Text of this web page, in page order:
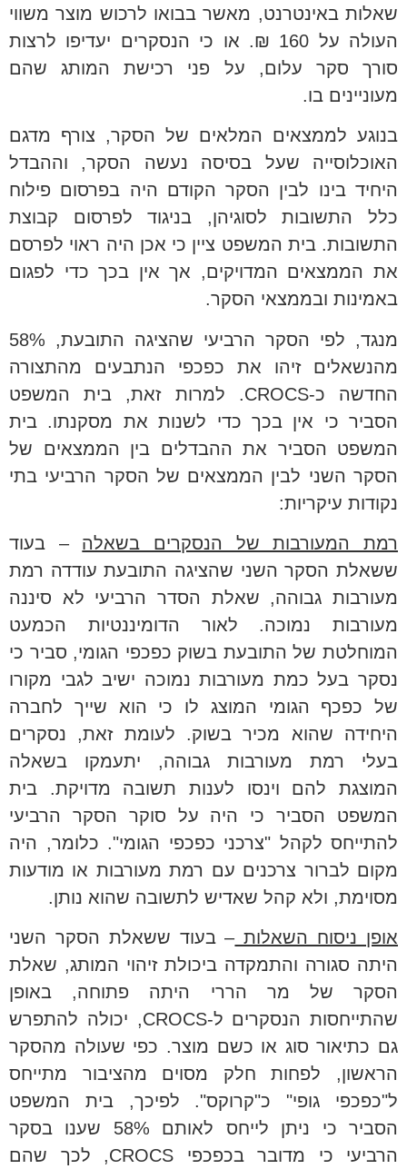
שאלות באינטרנט, מאשר בבואו לרכוש מוצר משווי
העולה על 160 ₪. או כי הנסקרים יעדיפו לרצות
סורך סקר עלום, על פני רכישת המותג שהם
מעוניינים בו.
בנוגע לממצאים המלאים של הסקר, צורף מדגם
האוכלוסייה שעל בסיסה נעשה הסקר, וההבדל
היחיד בינו לבין הסקר הקודם היה בפרסום פילוח
כלל התשובות לסוגיהן, בניגוד לפרסום קבוצת
התשובות. בית המשפט ציין כי אכן היה ראוי לפרסם
את הממצאים המדויקים, אך אין בכך כדי לפגום
באמינות ובממצאי הסקר.
מנגד, לפי הסקר הרביעי שהציגה התובעת, 58%
מהנשאלים זיהו את כפכפי הנתבעים מהתצורה
החדשה כ-CROCS. למרות זאת, בית המשפט
הסביר כי אין בכך כדי לשנות את מסקנתו. בית
המשפט הסביר את ההבדלים בין הממצאים של
הסקר השני לבין הממצאים של הסקר הרביעי בתי
נקודות עיקריות:
רמת המעורבות של הנסקרים בשאלה – בעוד
ששאלת הסקר השני שהציגה התובעת עודדה רמת
מעורבות גבוהה, שאלת הסדר הרביעי לא סיננה
מעורבות נמוכה. לאור הדומיננטיות הכמעט
המוחלטת של התובעת בשוק כפכפי הגומי, סביר כי
נסקר בעל כמת מעורבות נמוכה ישיב לגבי מקורו
של כפכף הגומי המוצג לו כי הוא שייך לחברה
היחידה שהוא מכיר בשוק. לעומת זאת, נסקרים
בעלי רמת מעורבות גבוהה, יתעמקו בשאלה
המוצגת להם וינסו לענות תשובה מדויקת. בית
המשפט הסביר כי היה על סוקר הסקר הרביעי
להתייחס לקהל "צרכני כפכפי הגומי". כלומר, היה
מקום לברור צרכנים עם רמת מעורבות או מודעות
מסוימת, ולא קהל שאדיש לתשובה שהוא נותן.
אופן ניסוח השאלות – בעוד ששאלת הסקר השני
היתה סגורה והתמקדה ביכולת זיהוי המותג, שאלת
הסקר של מר הררי היתה פתוחה, באופן
שהתייחסות הנסקרים ל-CROCS, יכולה להתפרש
גם כתיאור סוג או כשם מוצר. כפי שעולה מהסקר
הראשון, לפחות חלק מסוים מהציבור מתייחס
ל"כפכפי גופי" כ"קרוקס". לפיכך, בית המשפט
הסביר כי ניתן לייחס לאותם 58% שענו בסקר
הרביעי כי מדובר בכפכפי CROCS, לכך שהם